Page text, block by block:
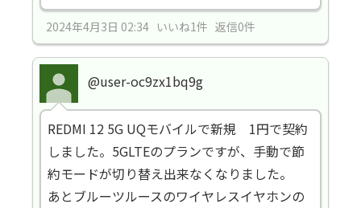
2024年4月3日 02:34 いいね1件 返信0件
@user-oc9zx1bq9g
REDMI 12 5G UQモバイルで新規 1円で契約
しました。5GLTEのプランですが、手動で節
約モードが切り替え出来なくなりました。
あとブルーツルースのワイヤレスイヤホンの